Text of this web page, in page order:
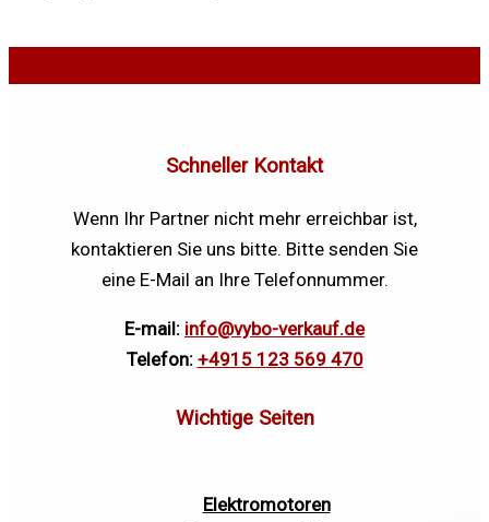
Schneller Kontakt
Wenn Ihr Partner nicht mehr erreichbar ist,
kontaktieren Sie uns bitte. Bitte senden Sie
eine E-Mail an Ihre Telefonnummer.
E-mail: info@vybo-verkauf.de
Telefon: +4915 123 569 470
Elektromotoren